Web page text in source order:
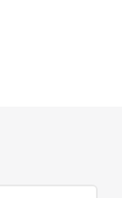
i tuoi